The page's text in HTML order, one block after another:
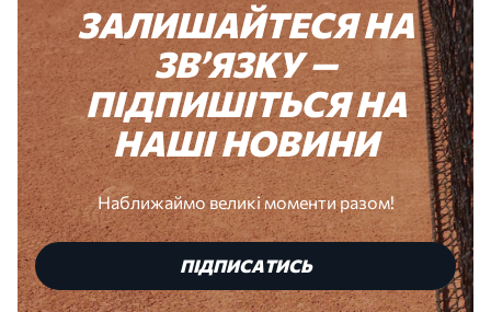
ЗАЛИШАЙТЕСЯНА
ЗВʼЯЗКУ —
ПІДПИШІТЬСЯНА
НАШІНОВИНИ
Наближаймо великі моменти разом!
ПІДПИСАТИСЬ